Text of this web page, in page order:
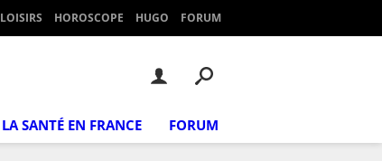
LOISIRS HOROSCOPE HUGO FORUM
LA SANTÉ EN FRANCE FORUM